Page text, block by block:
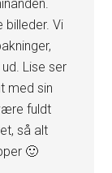
Vi
Lise ser
med sin
fuldt
så alt
🙂